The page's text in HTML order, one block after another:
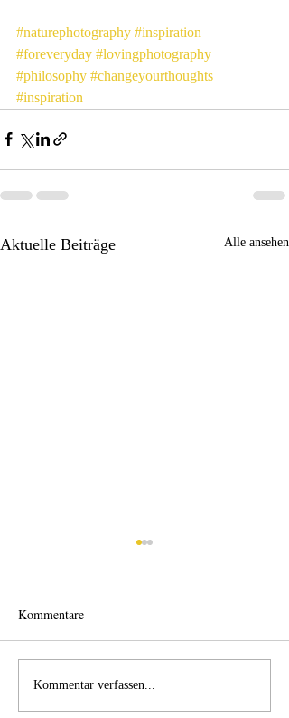
#naturephotography #inspiration
#foreveryday #lovingphotography
#philosophy #changeyourthoughts
#inspiration
Aktuelle Beiträge Alle ansehen
Einen Berg abtragen
Kommentare
Kommentar verfassen...